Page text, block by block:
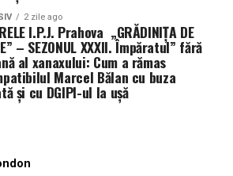
2 zile ago
I.P.J. Prahova „GRĂDINIȚA DE
– SEZONUL XXXII. Împăratul” fără
al xanaxului: Cum a rămas
Marcel Bălan cu buza
și cu DGIPI-ul la ușă